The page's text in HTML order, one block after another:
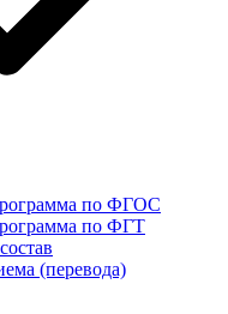
по ФГОС
по ФГТ
(перевода)